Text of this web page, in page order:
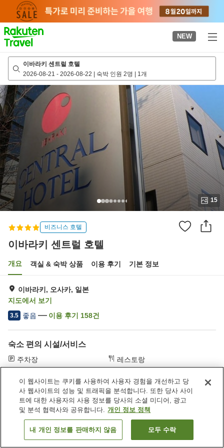
page
NEW
이바라키 센트럴 호텔
2026-08-21 - 2026-08-22 | 숙박 인원 2명 | 1개
15
비즈니스 호텔
이바라키 센트럴 호텔
개요 객실 & 숙박 상품 이용 후기 기본 정보
이바라키, 오사카, 일본
지도에서 보기
3.5 좋음 이용 후기 158건
숙소 편의 시설/서비스
주차장
레스토랑
카페
일본식 술집 코너
일본 오사카 이바라키 이바라키 센트럴 호텔
객실 보기
이 웹사이트는 쿠키를 사용하여 사용자 경험을 개선하고 당
사 웹사이트의 성능 및 트래픽을 분석합니다. 또한 당사 사이
트에 대한 사용자의 사용 정보를 당사의 소셜 미디어, 광고
및 분석 협력사와 공유합니다. 개인 정보 정책
내 개인 정보를 판매하지 않음 모두 수락